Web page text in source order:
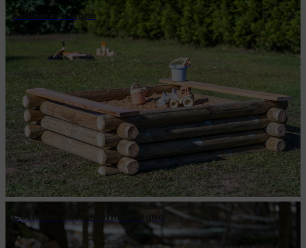
Sabbiera in legno
Costruire una lanterna in legno